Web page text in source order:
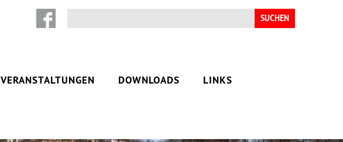
Suchen
nach:
VERANSTALTUNGEN DOWNLOADS LINKS